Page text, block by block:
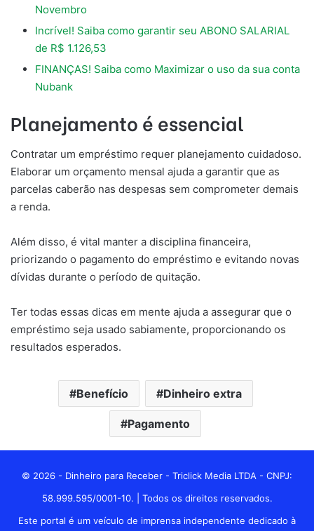
Novembro
Incrível! Saiba como garantir seu ABONO SALARIAL
de R$ 1.126,53
FINANÇAS! Saiba como Maximizar o uso da sua conta
Nubank
Planejamento é essencial
Contratar um empréstimo requer planejamento cuidadoso.
Elaborar um orçamento mensal ajuda a garantir que as
parcelas caberão nas despesas sem comprometer demais
a renda.
Além disso, é vital manter a disciplina financeira,
priorizando o pagamento do empréstimo e evitando novas
dívidas durante o período de quitação.
Ter todas essas dicas em mente ajuda a assegurar que o
empréstimo seja usado sabiamente, proporcionando os
resultados esperados.
Benefício Dinheiro extra
Pagamento
© 2026 - Dinheiro para Receber - Triclick Media LTDA - CNPJ:
58.999.595/0001-10. | Todos os direitos reservados.
Este portal é um veículo de imprensa independente dedicado à